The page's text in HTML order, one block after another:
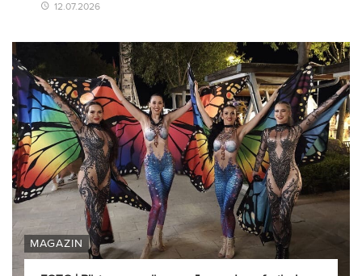
12.07.2026
MAGAZIN